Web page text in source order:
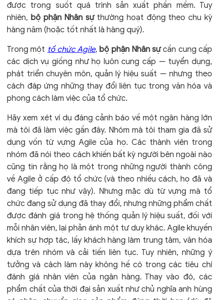
được trong suốt quá trình sản xuất phần mềm. Tuy
nhiên, bộ phận Nhân sựthường hoạt động theo chu kỳ
hàng năm (hoặc tốt nhất là hàng quý).
Trong một tổ chức Agile,bộ phận Nhân sựcần cung cấp
các dịch vụ giống như họ luôn cung cấp — tuyển dụng,
phát triển chuyên môn, quản lý hiệu suất — nhưng theo
cách đáp ứng những thay đổi liên tục trong văn hóa và
phong cách làm việc của tổ chức.
Hãy xem xét ví dụ đáng cảnh báo về một ngân hàng lớn
mà tôi đã làm việc gần đây. Nhóm mà tôi tham gia đã sử
dụng vốn từ vựng Agile của họ. Các thành viên trong
nhóm đã nói theo cách khiến bất kỳ người bên ngoài nào
cũng tin rằng họ là một trong những người thành công
về Agile ở cấp độ tổ chức (và theo nhiều cách, họ đã và
đang tiếp tục như vậy). Nhưng mặc dù từ vựng mà tổ
chức đang sử dụng đã thay đổi, nhưng những phẩm chất
được đánh giá trong hệ thống quản lý hiệu suất, đối với
mỗi nhân viên, lại phản ánh một tư duy khác. Agile khuyến
khích sự hợp tác, lấy khách hàng làm trung tâm, văn hóa
dựa trên nhóm và cải tiến liên tục. Tuy nhiên, những ý
tưởng và cách làm này không hề có trong các tiêu chí
đánh giá nhân viên của ngân hàng. Thay vào đó, các
phẩm chất của thời đại sản xuất như chủ nghĩa anh hùng